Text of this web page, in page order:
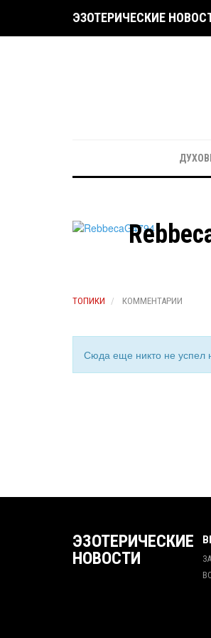
ЭЗОТЕРИЧЕСКИЕ
ТОПИКИ КОММЕНТАРИИ
Сюда еще никто не успел
ЭЗОТЕРИЧЕСКИЕ
НОВОСТИ